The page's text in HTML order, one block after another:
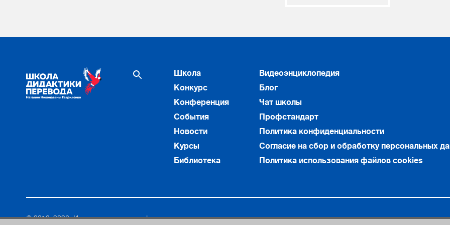
Школа
Конкурс
Конференция
События
Новости
Курсы
Библиотека
Видеоэнциклопедия
Блог
Чат школы
Профстандарт
Политика конфиденциальности
Согласие на сбор и обработку персональных
Политика использования файлов cookies
© 2010–2026. Интернет-ресурс профессионального